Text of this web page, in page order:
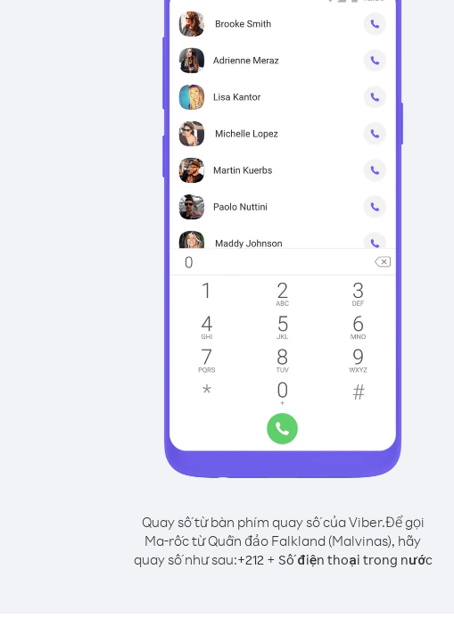
Quay số từ bàn phím quay số của Viber.Để gọi
Ma-rốc từ Quần đảo Falkland (Malvinas), hãy
quay số như sau:+212+ Số điện thoại trong nước